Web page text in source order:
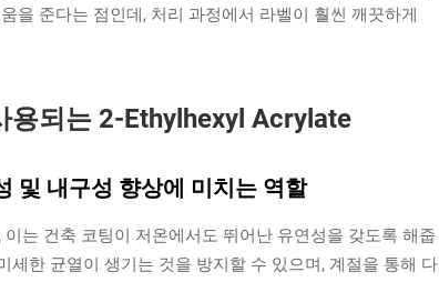
을 준다는 점인데, 처리 과정에서 라벨이 훨씬 깨끗하게
용되는 2-Ethylhexyl Acrylate
및 내구성 향상에 미치는 역할
는 건축 코팅이 저온에서도 뛰어난 유연성을 갖도록 해줍
한 균열이 생기는 것을 방지할 수 있으며, 계절을 통해 다